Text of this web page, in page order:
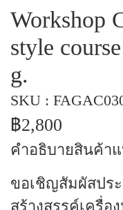
Workshop
style
g.
SKU :
฿2,800
คำอธิบายสินค้า
ขอเชิญสัมผัสปร
สร้างสรรค์เครื่อ